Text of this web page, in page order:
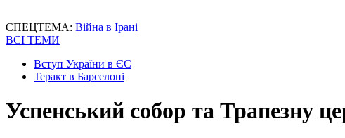
СПЕЦТЕМА: Війна в Ірані
ВСІ ТЕМИ
Вступ України в ЄС
Теракт в Барселоні
Успенський собор та Трапезну